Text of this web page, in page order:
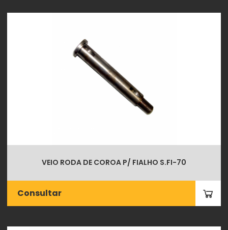
VEIO RODA DE COROA P/ FIALHO S.FI-70
Consultar